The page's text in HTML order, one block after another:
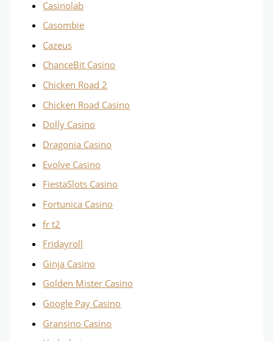
Casinolab
Casombie
Cazeus
ChanceBit Casino
Chicken Road 2
Chicken Road Casino
Dolly Casino
Dragonia Casino
Evolve Casino
FiestaSlots Casino
Fortunica Casino
fr t2
Fridayroll
Ginja Casino
Golden Mister Casino
Google Pay Casino
Gransino Casino